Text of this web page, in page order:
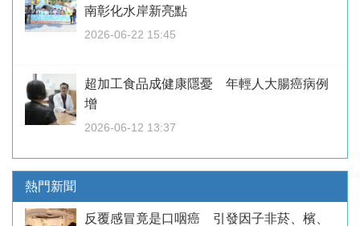
南彰化水岸新亮點
2026-06-22 15:45
超加工食品成健康隱憂 年輕人大腸癌病例
增
2026-06-12 13:37
熱門新聞
反覆感冒竟是口咽癌 引發因子非菸、檳、